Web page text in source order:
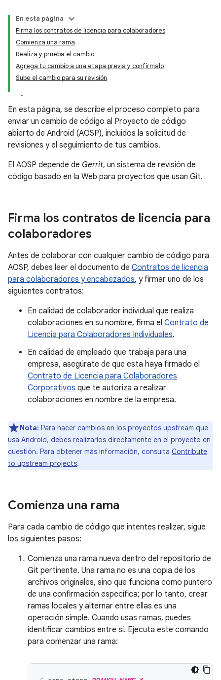
En esta página
Firma los contratos de licencia para colaboradores
Comienza una rama
Realiza y prueba el cambio
Agrega tu cambio a una etapa previa y confírmalo
Sube el cambio para su revisión
En esta página, se describe el proceso completo para
enviar un cambio de código al Proyecto de código
abierto de Android (AOSP), incluidos la solicitud de
revisiones y el seguimiento de tus cambios.
El AOSP depende de Gerrit, un sistema de revisión de
código basado en la Web para proyectos que usan Git.
Firma los contratos de licencia para
colaboradores
Antes de colaborar con cualquier cambio de código para
AOSP, debes leer el documento de Contratos de licencia
para colaboradores y encabezados, y firmar uno de los
siguientes contratos:
En calidad de colaborador individual que realiza
colaboraciones en su nombre, firma el Contrato de
Licencia para Colaboradores Individuales.
En calidad de empleado que trabaja para una
empresa, asegúrate de que esta haya firmado el
Contrato de Licencia para Colaboradores
Corporativos que te autoriza a realizar
colaboraciones en nombre de la empresa.
Nota: Para hacer cambios en los proyectos upstream que
usa Android, debes realizarlos directamente en el proyecto en
cuestión. Para obtener más información, consulta Contribute
to upstream projects.
Comienza una rama
Para cada cambio de código que intentes realizar, sigue
los siguientes pasos:
Comienza una rama nueva dentro del repositorio de
Git pertinente. Una rama no es una copia de los
archivos originales, sino que funciona como puntero
de una confirmación específica; por lo tanto, crear
ramas locales y alternar entre ellas es una
operación simple. Cuando usas ramas, puedes
identificar cambios entre sí. Ejecuta este comando
para comenzar una rama: